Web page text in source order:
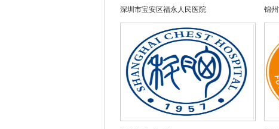
深圳市宝安区福永人民医院 锦